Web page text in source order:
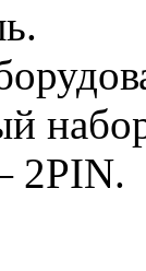
2PIN.